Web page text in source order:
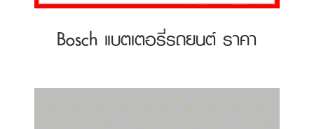
Bosch แบตเตอรี่รถยนต์ ราคา